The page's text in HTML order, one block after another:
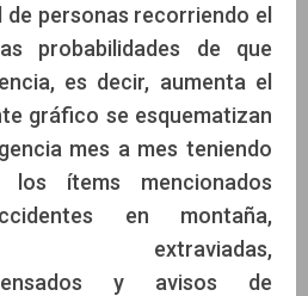
de personas recorriendo el
probabilidades de que
es decir, aumenta el
gráfico se esquematizan
mes a mes teniendo
ítems mencionados
en montaña,
extraviadas,
y avisos de